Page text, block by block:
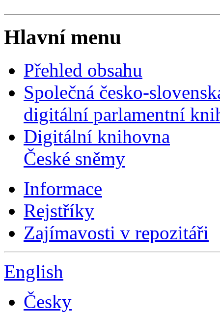
Hlavní menu
Přehled obsahu
Společná česko-
digitální parlamentní
Digitální knihovna
České sněmy
Informace
Rejstříky
Zajímavosti v repozitáři
English
Česky